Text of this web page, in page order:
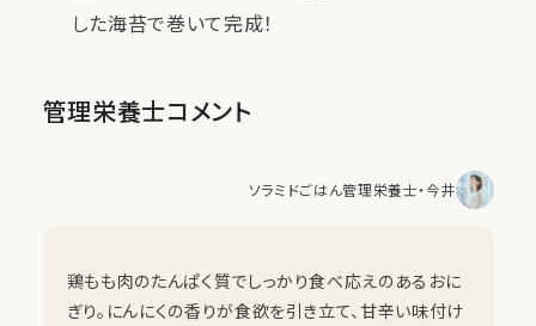
した海苔で巻いて完成！
管理栄養士コメント
ソラミドごはん管理栄養士・今井
鶏もも肉のたんぱく質でしっかり食べ応えのあるおに
ぎり。にんにくの香りが食欲を引き立て、甘辛い味付け